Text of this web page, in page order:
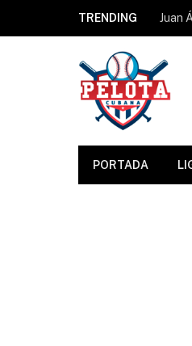
TRENDING
PORTADA